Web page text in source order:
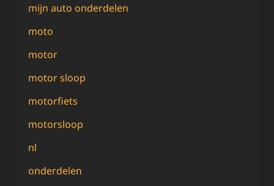
mijn auto onderdelen
moto
motor
motor sloop
motorfiets
motorsloop
nl
onderdelen